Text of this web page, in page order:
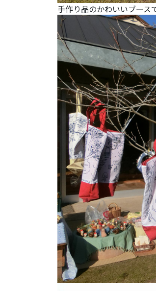
手作り品のかわいいブース